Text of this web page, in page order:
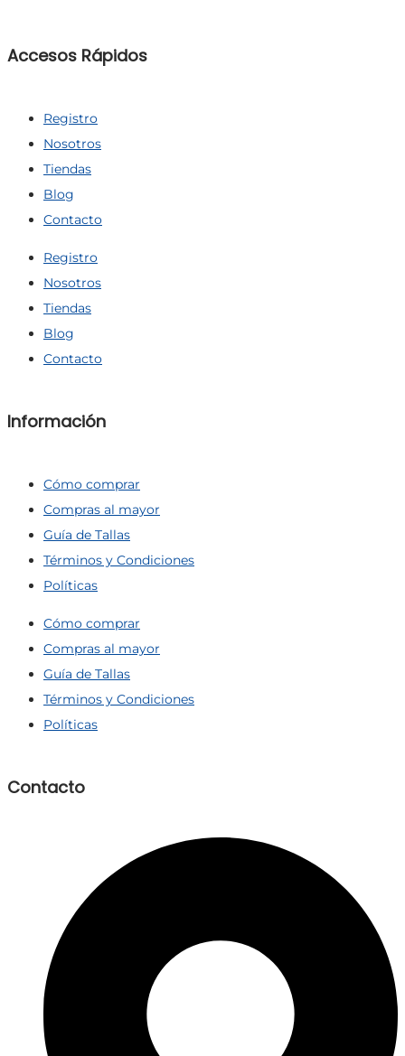
Accesos Rápidos
Registro
Nosotros
Tiendas
Blog
Contacto
Registro
Nosotros
Tiendas
Blog
Contacto
Información
Cómo comprar
Compras al mayor
Guía de Tallas
Términos y Condiciones
Políticas
Cómo comprar
Compras al mayor
Guía de Tallas
Términos y Condiciones
Políticas
Contacto